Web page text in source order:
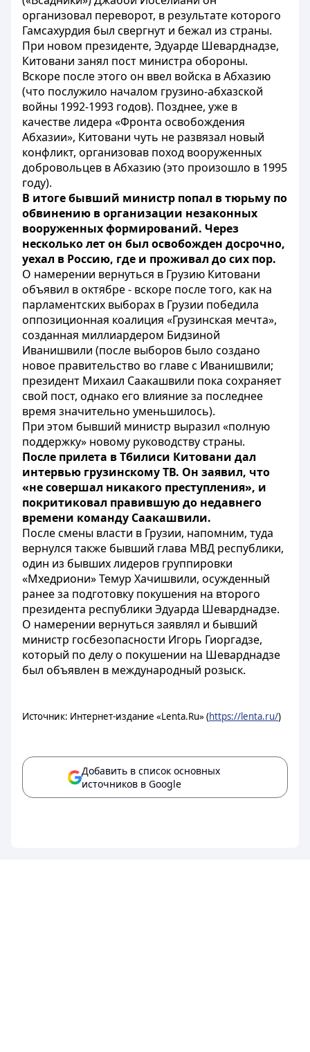
организовал переворот, в результате которого
Гамсахурдия был свергнут и бежал из страны.
При новом президенте, Эдуарде Шеварднадзе,
Китовани занял пост министра обороны.
Вскоре после этого он ввел войска в Абхазию
(что послужило началом грузино-абхазской
войны 1992-1993 годов). Позднее, уже в
качестве лидера «Фронта освобождения
Абхазии», Китовани чуть не развязал новый
конфликт, организовав поход вооруженных
добровольцев в Абхазию (это произошло в 1995
году).
В итоге бывший министр попал в тюрьму по
обвинению в организации незаконных
вооруженных формирований. Через
несколько лет он был освобожден досрочно,
уехал в Россию, где и проживал до сих пор.
О намерении вернуться в Грузию Китовани
объявил в октябре - вскоре после того, как на
парламентских выборах в Грузии победила
оппозиционная коалиция «Грузинская мечта»,
созданная миллиардером Бидзиной
Иванишвили (после выборов было создано
новое правительство во главе с Иванишвили;
президент Михаил Саакашвили пока сохраняет
свой пост, однако его влияние за последнее
время значительно уменьшилось).
При этом бывший министр выразил «полную
поддержку» новому руководству страны.
После прилета в Тбилиси Китовани дал
интервью грузинскому ТВ. Он заявил, что
«не совершал никакого преступления», и
покритиковал правившую до недавнего
времени команду Саакашвили.
После смены власти в Грузии, напомним, туда
вернулся также бывший глава МВД республики,
один из бывших лидеров группировки
«Мхедриони» Темур Хачишвили, осужденный
ранее за подготовку покушения на второго
президента республики Эдуарда Шеварднадзе.
О намерении вернуться заявлял и бывший
министр госбезопасности Игорь Гиоргадзе,
который по делу о покушении на Шеварднадзе
был объявлен в международный розыск.
Источник: Интернет-издание «Lenta.Ru» (https://lenta.ru/)
Добавить в список основных
источников в Google